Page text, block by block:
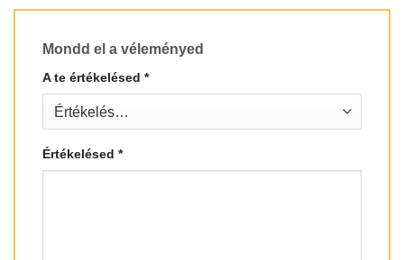
Mondd el a véleményed
A te értékelésed *
Értékelésed *